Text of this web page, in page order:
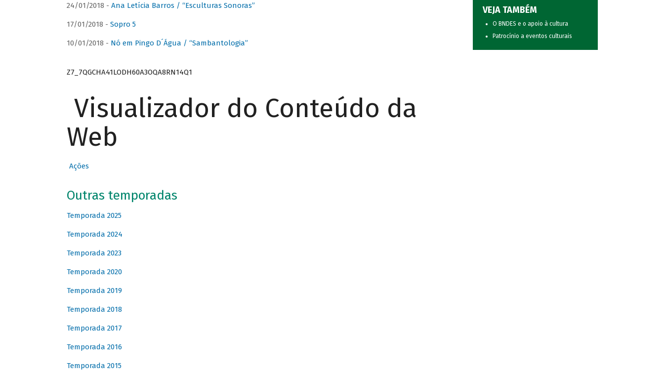
24/01/2018 - Ana Letícia Barros / “Esculturas Sonoras”
17/01/2018 - Sopro 5
10/01/2018 - Nó em Pingo D´Água / “Sambantologia”
Z7_7QGCHA41LODH60A3OQA8RN14Q1
Visualizador do Conteúdo da
Web
Ações
Outras temporadas
Temporada 2025
Temporada 2024
Temporada 2023
Temporada 2020
Temporada 2019
Temporada 2018
Temporada 2017
Temporada 2016
Temporada 2015
VEJA TAMBÉM
O BNDES e o apoio à cultura
Patrocínio a eventos culturais